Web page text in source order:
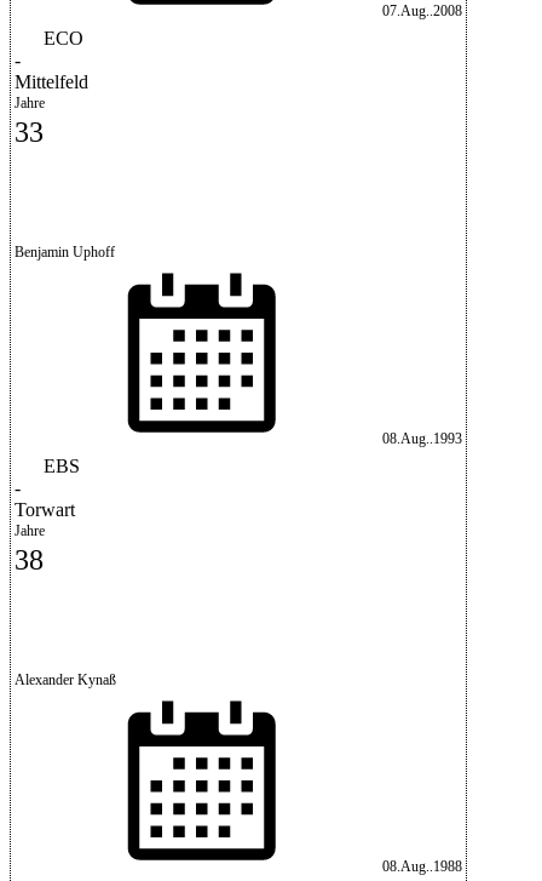
07.Aug..2008
ECO
-
Mittelfeld
Jahre
33
Benjamin Uphoff
08.Aug..1993
EBS
-
Torwart
Jahre
38
Alexander Kynaß
08.Aug..1988